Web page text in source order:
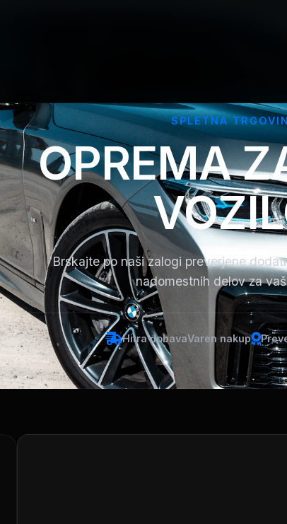
SPLETNA
OPREMA
Brskajte po naši zalogi preverjene
nadomestnih delov za
Hitra dobavaVaren nakup